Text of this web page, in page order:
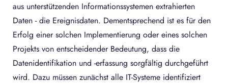
aus unterstützenden Informationssystemen extrahierten
Daten - die Ereignisdaten. Dementsprechend ist es für den
Erfolg einer solchen Implementierung oder eines solchen
Projekts von entscheidender Bedeutung, dass die
Datenidentifikation und -erfassung sorgfältig durchgeführt
wird. Dazu müssen zunächst alle IT-Systeme identifiziert